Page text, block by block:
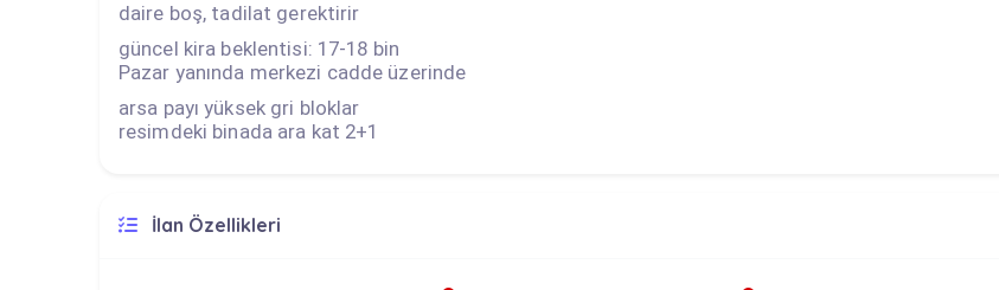
daire boş, tadilat gerektirir
güncel kira beklentisi: 17-18 bin
Pazar yanında merkezi cadde üzerinde
arsa payı yüksek gri bloklar
resimdeki binada ara kat 2+1
İlan Özellikleri